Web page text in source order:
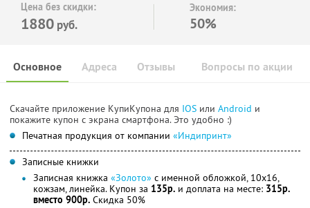
Цена без скидки:
1880 руб.
Экономия:
50%
Основное Отзывы Вопросы по акции
Адреса
Скачайте приложение КупиКупона для IOS или Android и
покажите купон с экрана смартфона. Это удобно :)
Печатная продукция от компании «Индипринт»
Записные книжки
Записная книжка «Золото» с именной обложкой, 10x16,
кожзам, линейка. Купон за 135р. и доплата на месте: 315р.
вместо 900р. Скидка 50%